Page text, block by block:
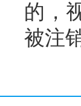
的，
被注